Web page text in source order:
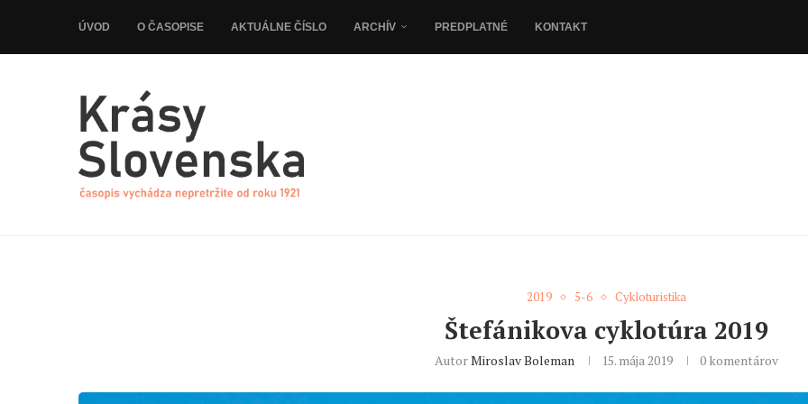
ÚVOD O ČASOPISE AKTUÁLNE ČÍSLO ARCHÍV PREDPLATNÉ KONTAKT
2019 5-6 Cykloturistika
Štefánikova cyklotúra 2019
AutorMiroslav Boleman 15. mája 2019 0 komentárov